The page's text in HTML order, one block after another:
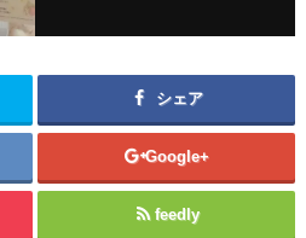
シェア
Google+
feedly